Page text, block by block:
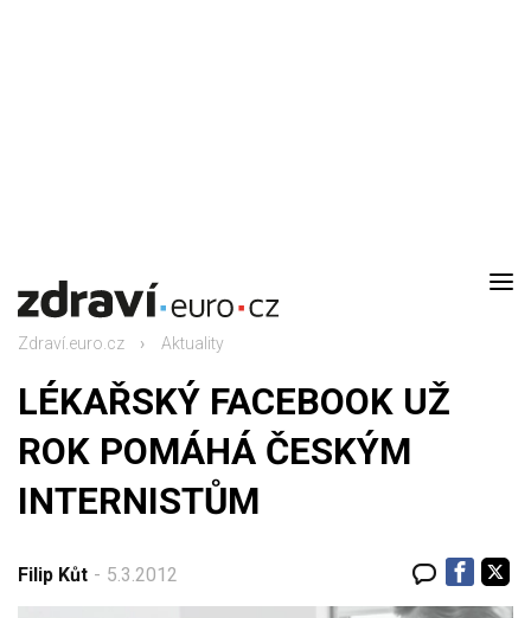
DOMÁCÍ LÉKAŘ
RODINA
RECEPTY
Zdraví.euro.cz Aktuality
LÉKAŘSKÝ FACEBOOK UŽ
ROK POMÁHÁ ČESKÝM
INTERNISTŮM
Filip Kůt 5.3.2012